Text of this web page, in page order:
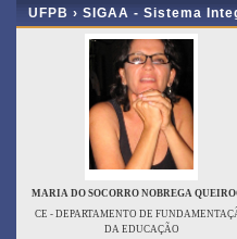
UFPB › SIGAA - Sistema
MARIA DO SOCORRO NOBREGA
CE - DEPARTAMENTO DE
DA EDUCAÇÃO